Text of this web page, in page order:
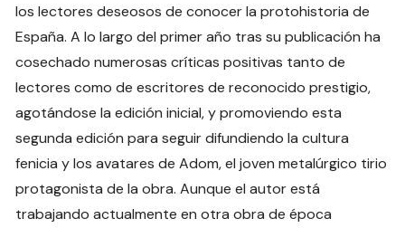
los lectores deseosos de conocer la protohistoria de
España. A lo largo del primer año tras su publicación ha
cosechado numerosas críticas positivas tanto de
lectores como de escritores de reconocido prestigio,
agotándose la edición inicial, y promoviendo esta
segunda edición para seguir difundiendo la cultura
fenicia y los avatares de Adom, el joven metalúrgico tirio
protagonista de la obra. Aunque el autor está
trabajando actualmente en otra obra de época